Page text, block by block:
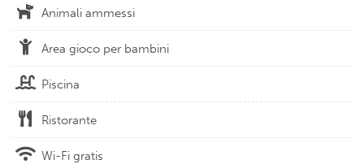
Animali ammessi
Area gioco per bambini
Piscina
Ristorante
Wi-Fi gratis